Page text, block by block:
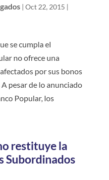
| Oct 22, 2015 |
se cumpla el
no ofrece una
por sus bonos
pesar de lo anunciado
Popular, los
restituye la
Subordinados